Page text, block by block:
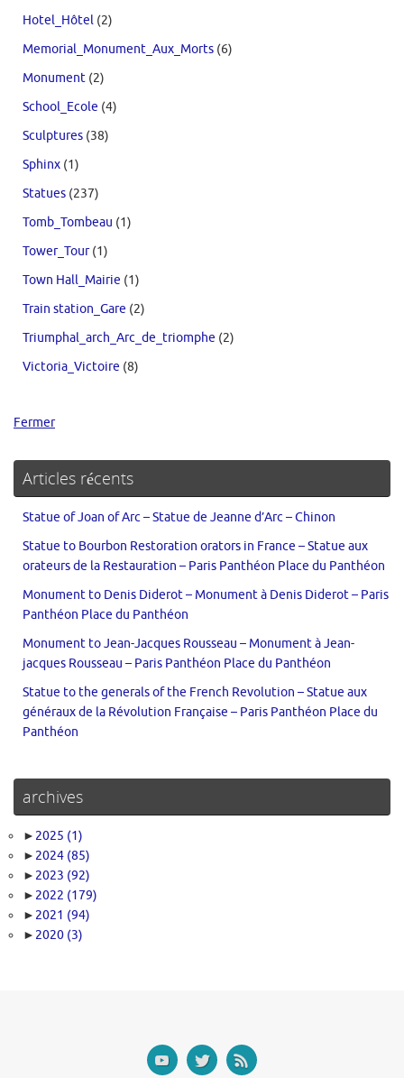
Hotel_Hôtel (2)
Memorial_Monument_Aux_Morts (6)
Monument (2)
School_Ecole (4)
Sculptures (38)
Sphinx (1)
Statues (237)
Tomb_Tombeau (1)
Tower_Tour(1)
Town Hall_Mairie (1)
Train station_Gare (2)
Triumphal_arch_Arc_de_triomphe (2)
Victoria_Victoire (8)
Fermer
Articles récents
Statue of Joan of Arc – Statue de Jeanne d’Arc – Chinon
Statue to Bourbon Restoration orators in France – Statue aux
orateurs de la Restauration – Paris Panthéon Place du Panthéon
Monument to Denis Diderot – Monument à Denis Diderot – Paris
Panthéon Place du Panthéon
Monument to Jean-Jacques Rousseau – Monument à Jean-
jacques Rousseau – Paris Panthéon Place du Panthéon
Statue to the generals of the French Revolution – Statue aux
généraux de la Révolution Française – Paris Panthéon Place du
Panthéon
archives
► 2025 (1)
► 2024 (85)
► 2023 (92)
► 2022 (179)
► 2021 (94)
► 2020 (3)